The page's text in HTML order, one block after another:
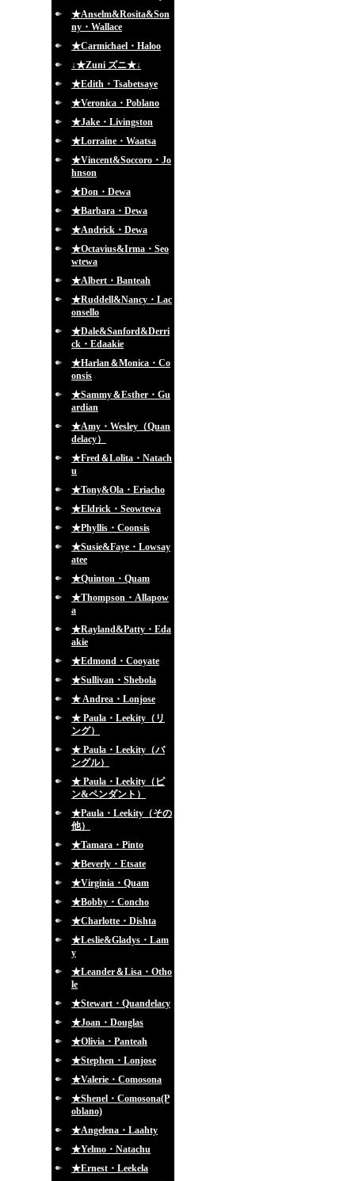
★Anselm&Rosita&Son
ny・Wallace
★Carmichael・Haloo
↓★Zuni ズニ★↓
★Edith・Tsabetsaye
★Veronica・Poblano
★Jake・Livingston
★Lorraine・Waatsa
★Vincent&Soccoro・Jo
hnson
★Don・Dewa
★Barbara・Dewa
★Andrick・Dewa
★Octavius&Irma・Seo
wtewa
★Albert・Banteah
★Ruddell&Nancy・Lac
onsello
★Dale&Sanford&Derri
ck・Edaakie
★Harlan＆Monica・Co
onsis
★Sammy＆Esther・Gu
ardian
★Amy・Wesley（Quan
delacy）
★Fred＆Lolita・Natach
u
★Tony&Ola・Eriacho
★Eldrick・Seowtewa
★Phyllis・Coonsis
★Susie&Faye・Lowsay
atee
★Quinton・Quam
★Thompson・Allapow
a
★Rayland&Patty・Eda
akie
★Edmond・Cooyate
★Sullivan・Shebola
★ Andrea・Lonjose
★ Paula・Leekity（リ
ング）
★ Paula・Leekity（バ
ングル）
★ Paula・Leekity（ピ
ン&ペンダント）
★Paula・Leekity（その
他）
★Tamara・Pinto
★Beverly・Etsate
★Virginia・Quam
★Bobby・Concho
★Charlotte・Dishta
★Leslie&Gladys・Lam
y
★Leander＆Lisa・Otho
le
★Stewart・Quandelacy
★Joan・Douglas
★Olivia・Panteah
★Stephen・Lonjose
★Valerie・Comosona
★Shenel・Comosona(P
oblano)
★Angelena・Laahty
★Yelmo・Natachu
★Ernest・Leekela